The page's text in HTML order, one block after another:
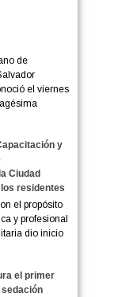
de
el viernes
y
Ciudad
residentes
el propósito
y profesional
dio inicio
el primer